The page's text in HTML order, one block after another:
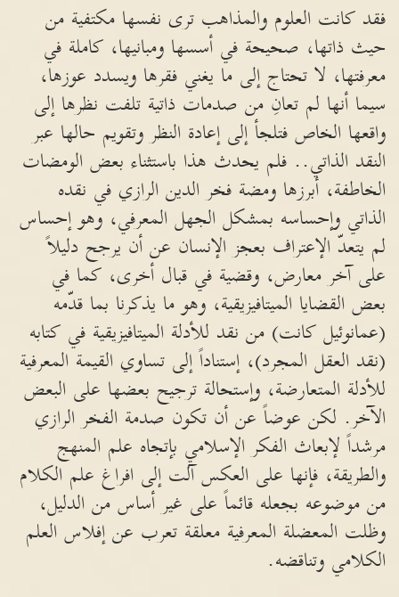
فقد كانت العلوم والمذاهب ترى نفسها مكتفية من
حيث ذاتها، صحيحة في أسسها ومبانيها، كاملة في
معرفتها، لا تحتاج إلى ما يغني فقرها ويسدد عوزها،
سيما أنها لم تعانِ من صدمات ذاتية تلفت نظرها إلى
واقعها الخاص فتلجأ إلى إعادة النظر وتقويم حالها عبر
النقد الذاتي.. فلم يحدث هذا باستثناء بعض الومضات
الخاطفة، أبرزها ومضة فخر الدين الرازي في نقده
الذاتي وإحساسه بمشكل الجهل المعرفي، وهو إحساس
لم يتعدّ الإعتراف بعجز الإنسان عن أن يرجح دليلاً
على آخر معارض، وقضية في قبال أخرى، كما في
بعض القضايا الميتافيزيقية، وهو ما يذكرنا بما قدّمه
(عمانوئيل كانت) من نقد للأدلة الميتافيزيقية في كتابه
(نقد العقل المجرد)، إستناداً إلى تساوي القيمة المعرفية
للأدلة المتعارضة، وإستحالة ترجيح بعضها على البعض
الآخر. لكن عوضاً عن أن تكون صدمة الفخر الرازي
مرشداً لإبعاث الفكر الإسلامي بإتجاه علم المنهج
والطريقة، فإنها على العكس آلت إلى افراغ علم الكلام
من موضوعه بجعله قائماً على غير أساس من الدليل،
وظلت المعضلة المعرفية معلقة تعرب عن إفلاس العلم
الكلامي وتناقضه.